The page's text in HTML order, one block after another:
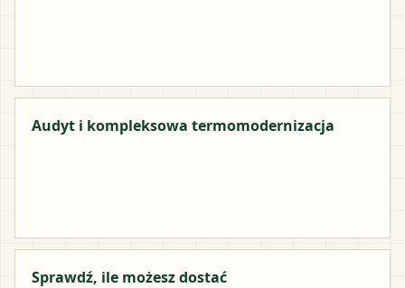
Audyt i kompleksowa termomodernizacja
Sprawdź, ile możesz dostać